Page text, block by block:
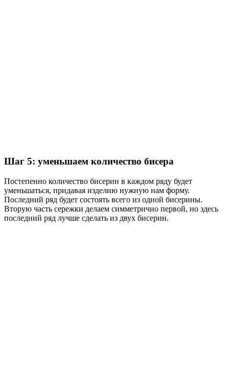
Шаг 5: уменьшаем количество бисера
Постепенно количество бисерин в каждом ряду будет
уменьшаться, придавая изделию нужную нам форму.
Последний ряд будет состоять всего из одной бисерины.
Вторую часть сережки делаем симметрично первой, но здесь
последний ряд лучше сделать из двух бисерин.